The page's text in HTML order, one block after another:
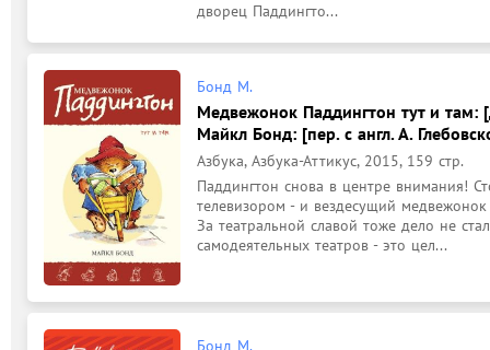
дворец Паддингто...
Бонд М.
Медвежонок Паддингтон тут и там:
Майкл Бонд: [пер. с англ. А.
Азбука, Азбука-Аттикус, 2015, 159 стр.
Паддингтон снова в центре внимания!
телевизором - и вездесущий
За театральной славой тоже дело не
самодеятельных театров - это цел...
Бонд М.